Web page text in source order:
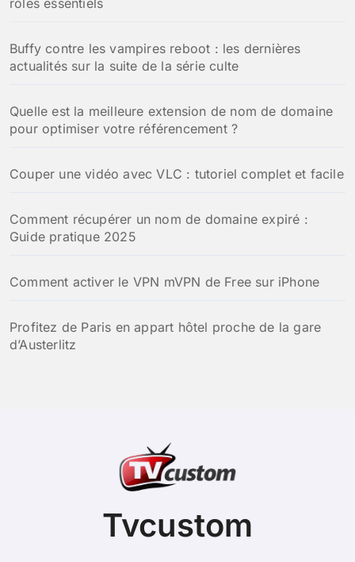
rôles essentiels
Buffy contre les vampires reboot : les dernières
actualités sur la suite de la série culte
Quelle est la meilleure extension de nom de domaine
pour optimiser votre référencement ?
Couper une vidéo avec VLC : tutoriel complet et facile
Comment récupérer un nom de domaine expiré :
Guide pratique 2025
Comment activer le VPN mVPN de Free sur iPhone
Profitez de Paris en appart hôtel proche de la gare
d’Austerlitz
Tvcustom